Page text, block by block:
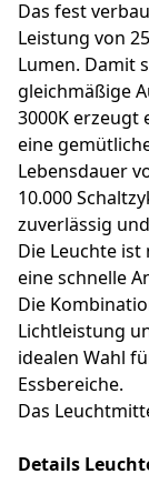
Das fest
Leistung von
Lumen. Damit
gleichmäßige
3000K erzeugt
eine
Lebensdauer
10.000
zuverlässig
Die Leuchte
eine schnelle
Die
Lichtleistung
idealen Wahl
Essbereiche.
Das
Details